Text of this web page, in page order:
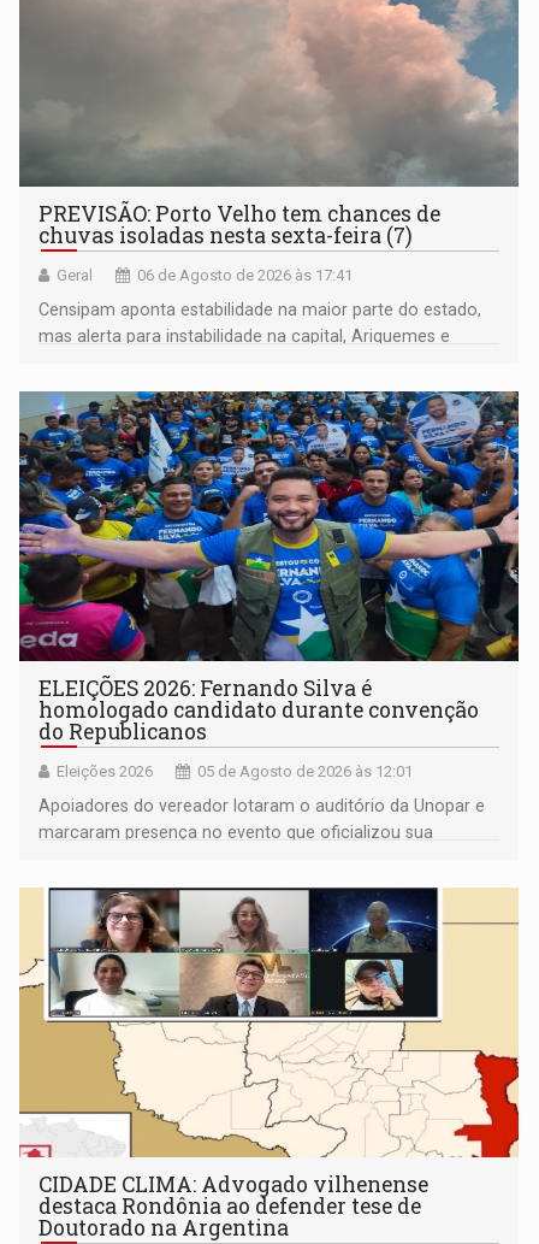
PREVISÃO: Porto Velho tem chances de
chuvas isoladas nesta sexta-feira (7)
Geral 06 de Agosto de 2026 às 17:41
Censipam aponta estabilidade na maior parte do estado,
mas alerta para instabilidade na capital, Ariquemes e
ELEIÇÕES 2026: Fernando Silva é
homologado candidato durante convenção
do Republicanos
Eleições 2026 05 de Agosto de 2026 às 12:01
Apoiadores do vereador lotaram o auditório da Unopar e
marcaram presença no evento que oficializou sua
CIDADE CLIMA: Advogado vilhenense
destaca Rondônia ao defender tese de
Doutorado na Argentina